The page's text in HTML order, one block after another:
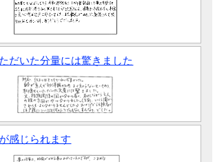
だいた分量には驚きました
感じられます